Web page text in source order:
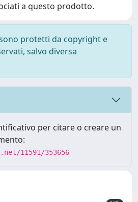
a questo prodotto.
protetti da copyright e
salvo diversa
per citare o creare un
11591/353656